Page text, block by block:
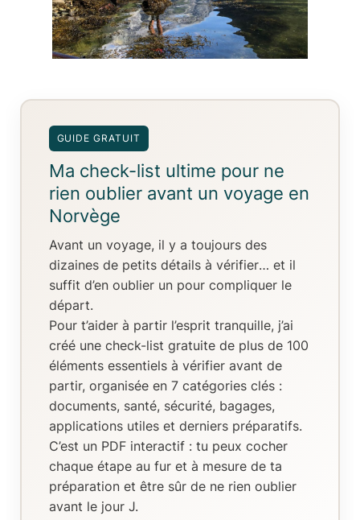
GUIDE GRATUIT
Ma check-list ultime pour ne
rien oublier avant un voyage en
Norvège
Avant un voyage, il y a toujours des
dizaines de petits détails à vérifier… et il
suffit d’en oublier un pour compliquer le
départ.
Pour t’aider à partir l’esprit tranquille, j’ai
créé une check-list gratuite de plus de 100
éléments essentielsà vérifier avant de
partir, organisée en 7 catégories clés:
documents, santé, sécurité, bagages,
applications utiles et derniers préparatifs.
C’est un PDF interactif: tu peux cocher
chaque étape au fur et à mesure de ta
préparationet être sûr de ne rien oublier
avant le jour J.